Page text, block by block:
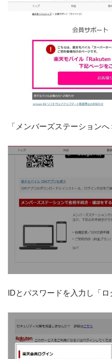
「メンバーズステーションへ
IDとパスワードを入力し「ロ